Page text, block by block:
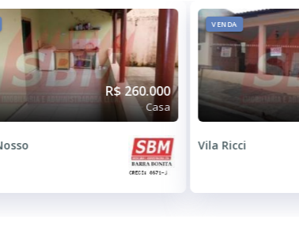
R$ 260.000
Casa
VENDA
Vila Ricci